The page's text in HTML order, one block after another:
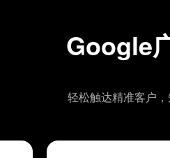
Google
轻松触达精准客户